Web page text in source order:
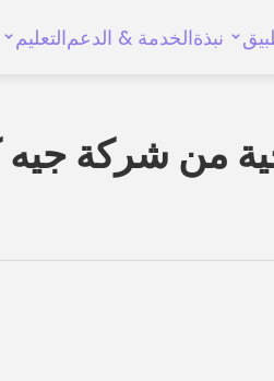
نبذةالخدمة & الدعمالتعليم
من شركة